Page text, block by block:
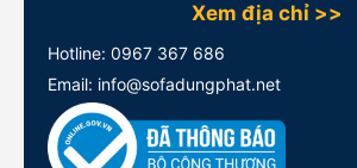
Xem địa chỉ >>
Hotline: 0967 367 686
Email: info@sofadungphat.net